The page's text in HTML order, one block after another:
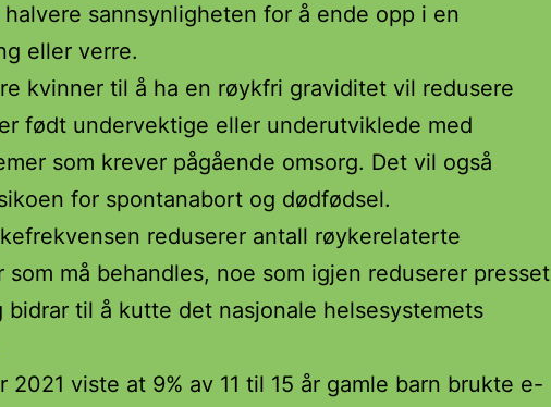
halvere sannsynligheten for å ende opp i en
eller verre.
kvinner til å ha en røykfri graviditet vil redusere
født undervektige eller underutviklede med
som krever pågående omsorg. Det vil også
for spontanabort og dødfødsel.
reduserer antall røykerelaterte
som må behandles, noe som igjen reduserer presset
bidrar til å kutte det nasjonale helsesystemets
2021 viste at 9% av 11 til 15 år gamle barn brukte e-